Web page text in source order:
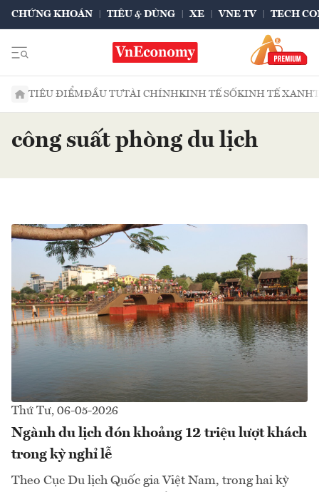
CHỨNG KHOÁN TIÊU & DÙNG XE VNE TV TECH
TIÊU ĐIỂMĐẦU TƯTÀI CHÍNHKINH TẾ SỐKINH TẾ XANH
công suất phòng du lịch
Thứ Tư, 06-05-2026
Ngành du lịch đón khoảng 12 triệu lượt khách
trong kỳ nghỉ lễ
Theo Cục Du lịch Quốc gia Việt Nam, trong hai kỳ